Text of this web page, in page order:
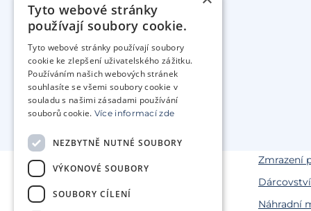
Zmrazení
Dárcovství
Náhradní
Tyto webové stránky
používají soubory cookie.
Tyto webové stránky používají soubory
cookie ke zlepšení uživatelského zážitku.
Používáním našich webových stránek
souhlasíte se všemi soubory cookie v
souladu s našimi zásadami používání
souborů cookie. Více informací zde
NEZBYTNĚ NUTNÉ SOUBORY
VÝKONOVÉ SOUBORY
SOUBORY CÍLENÍ